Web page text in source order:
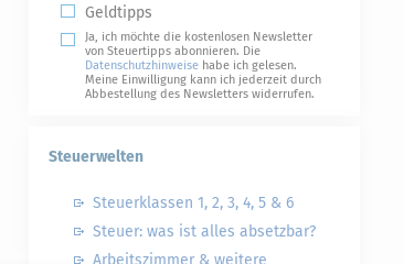
Geldtipps
Ja, ich möchte die kostenlosen Newsletter
von Steuertipps abonnieren. Die
Datenschutzhinweise habe ich gelesen.
Meine Einwilligung kann ich jederzeit durch
Abbestellung des Newsletters widerrufen.
Steuerwelten
Steuerklassen 1, 2, 3, 4, 5 & 6
Steuer: was ist alles absetzbar?
Arbeitszimmer & weitere